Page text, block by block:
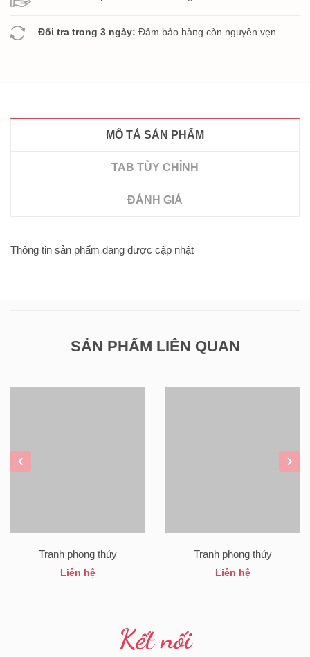
Đổi tra trong 3 ngày: Đảm bảo hàng còn nguyên vẹn
MÔ TẢ SẢN PHẨM
TAB TÙY CHỈNH
ĐÁNH GIÁ
Thông tin sản phẩm đang được cập nhật
SẢN PHẨM LIÊN QUAN
Tranh phong thủy
Liên hệ
Tranh phong thủy
Liên hệ
Kết nối